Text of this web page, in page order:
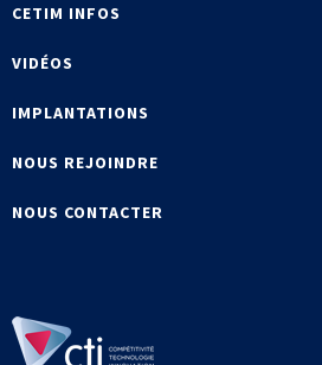
CETIM INFOS
VIDÉOS
IMPLANTATIONS
NOUS REJOINDRE
NOUS CONTACTER